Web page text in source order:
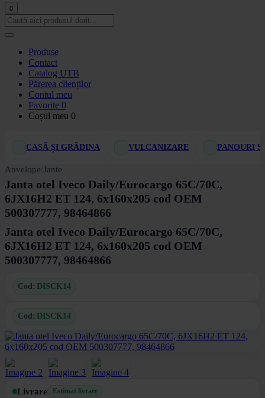
0
Produse
Contact
Catalog UTB
Părerea clienților
Contul meu
Favorite 0
Coșul meu 0
CASĂ ȘI GRĂDINA VULCANIZARE PANOURI
Anvelope Jante
Janta otel Iveco Daily/Eurocargo 65C/70C,
6JX16H2 ET 124, 6x160x205 cod OEM
500307777, 98464866
Janta otel Iveco Daily/Eurocargo 65C/70C,
6JX16H2 ET 124, 6x160x205 cod OEM
500307777, 98464866
Cod: DISCK14
Cod: DISCK14
Livrare Estimat livrare